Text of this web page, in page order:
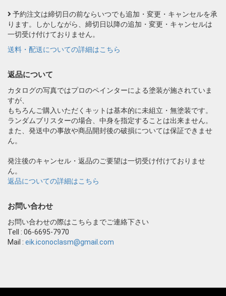
予約注文は締切日の前ならいつでも追加・変更・キャンセルを承
ります。しかしながら、締切日以降の追加・変更・キャンセルは
一切受け付けておりません。
送料・配送についての詳細はこちら
返品について
カタログの写真ではプロのペインターによる塗装が施されていま
すが、
もちろんご購入いただくキットは基本的に未組立・無塗装です。
ランダムブリスターの場合、中身を指定することは出来ません。
また、発送中の事故や商品開封後の破損については保証できませ
ん。
発注後のキャンセル・返品のご要望は一切受け付けておりませ
ん。
返品についての詳細はこちら
お問い合わせ
お問い合わせの際はこちらまでご連絡下さい
Tell : 06-6695-7970
Mail : eik.iconoclasm@gmail.com